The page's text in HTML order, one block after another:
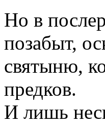
Но в
позабыт,
святыню,
предков.
И лишь